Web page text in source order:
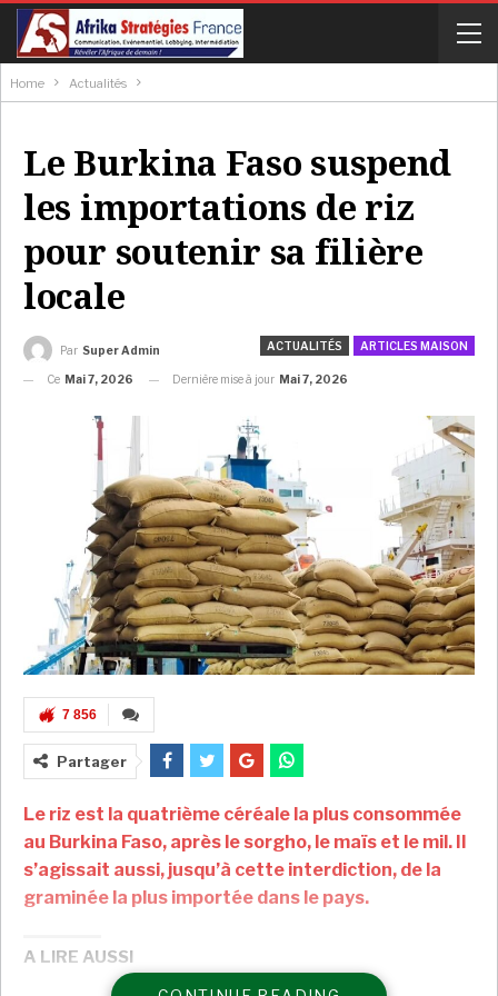
Home Actualités
Le Burkina Faso suspend
les importations de riz
pour soutenir sa filière
locale
ACTUALITÉS ARTICLES MAISON
Par Super Admin
Ce Mai 7, 2026 Dernière mise à jour Mai 7, 2026
7 856
Partager
Le riz est la quatrième céréale la plus consommée
au Burkina Faso, après le sorgho, le maïs et le mil. Il
s’agissait aussi, jusqu’à cette interdiction, de la
graminée la plus importée dans le pays.
A LIRE AUSSI